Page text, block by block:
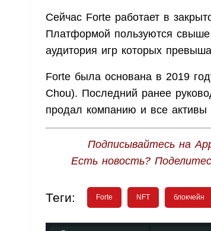
Сейчас Forte работает в
Платформой пользуются свыше
аудитория игр которых
Forte была основана в 2019
Chou). Последний ранее
продал компанию и все активы
Подписывайтесь на
Есть новость?
Теги: Forte NFT блокчейн